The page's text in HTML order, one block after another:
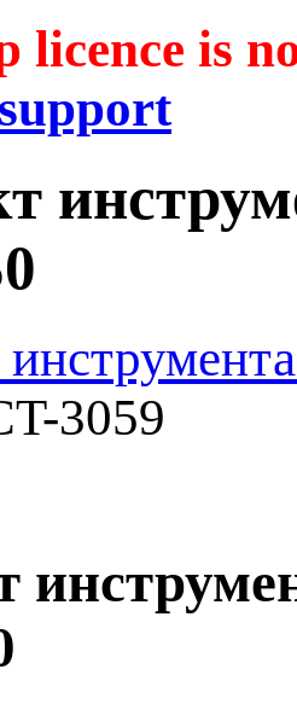
licence is
support
3059